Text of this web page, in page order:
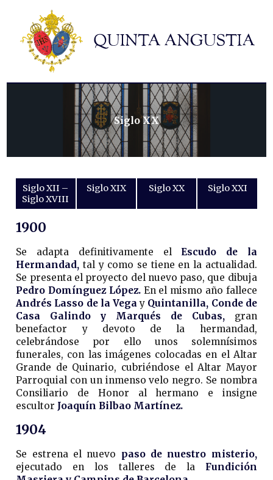
Hermandad
Titulares
Historia y patrimonio
Noticias
Siglo XX
Siglo XII –
Siglo XVIII
Siglo XIX Siglo XX Siglo XXI
1900
Se adapta definitivamente el Escudo de la
Hermandad, tal y como se tiene en la actualidad.
Se presenta el proyecto del nuevo paso, que dibuja
Pedro Domínguez López.En el mismo año fallece
Andrés Lasso de la Vegay Quintanilla, Conde de
Casa Galindo y Marqués de Cubas,gran
benefactor y devoto de la hermandad,
celebrándose por ello unos solemnísimos
funerales, con las imágenes colocadas en el Altar
Grande de Quinario, cubriéndose el Altar Mayor
Parroquial con un inmenso velo negro. Se nombra
Consiliario de Honor al hermano e insigne
escultor Joaquín Bilbao Martínez.
1904
Se estrena el nuevo paso de nuestro misterio,
ejecutado en los talleres de la Fundición